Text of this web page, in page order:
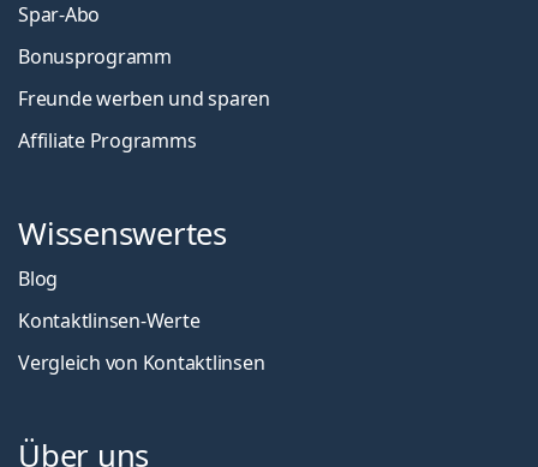
Spar-Abo
Bonusprogramm
Freunde werben und sparen
Affiliate Programms
Wissenswertes
Blog
Kontaktlinsen-Werte
Vergleich von Kontaktlinsen
Über uns